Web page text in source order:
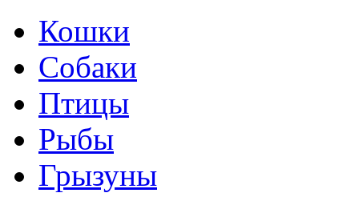
Кошки
Собаки
Птицы
Рыбы
Грызуны